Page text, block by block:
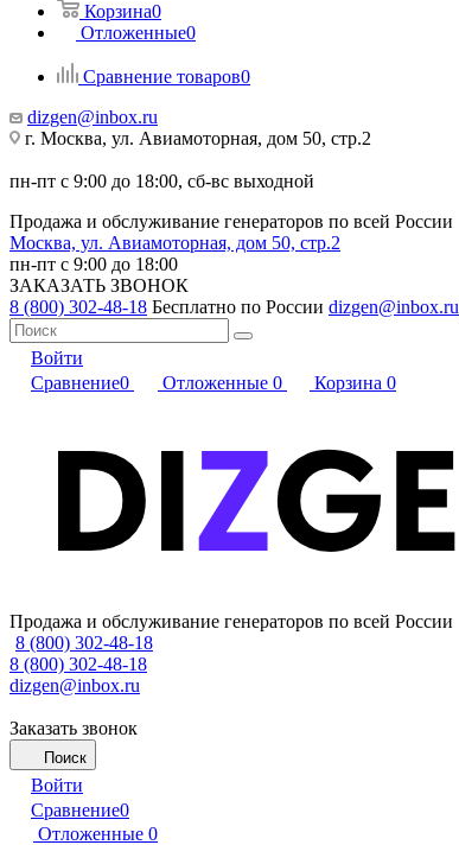
Корзина0
Отложенные0
Сравнение товаров0
dizgen@inbox.ru
г. Москва, ул. Авиамоторная, дом 50, стр.2
пн-пт с 9:00 до 18:00, сб-вс выходной
Продажа и обслуживание генераторов по всей России
Москва, ул. Авиамоторная, дом 50, стр.2
пн-пт с 9:00 до 18:00
ЗАКАЗАТЬ ЗВОНОК
8 (800) 302-48-18 Бесплатно по России dizgen@inbox.ru
Войти
Сравнение0 Отложенные 0 Корзина 0
Продажа и обслуживание генераторов по всей России
8 (800) 302-48-18
8 (800) 302-48-18
dizgen@inbox.ru
Заказать звонок
Поиск
Войти
Сравнение0
Отложенные 0